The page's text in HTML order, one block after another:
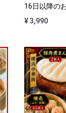
16日以降の
¥ 3,990